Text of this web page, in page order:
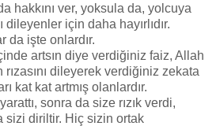
hakkını ver, yoksula da, yolcuya
dileyenler için daha hayırlıdır.
da işte onlardır.
artsın diye verdiğiniz faiz, Allah
rızasını dileyerek verdiğiniz zekata
kat kat artmış olanlardır.
sonra da size rızık verdi,
sizi diriltir. Hiç sizin ortak